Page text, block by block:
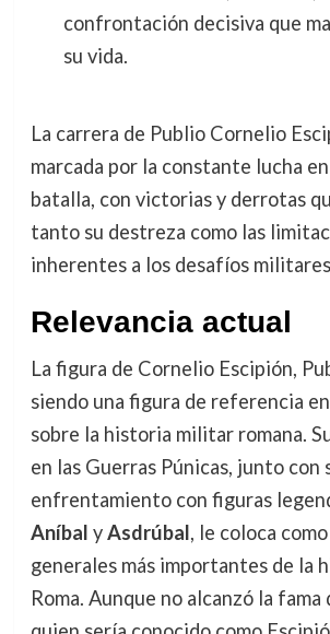
confrontación decisiva que
su vida.
La carrera de Publio Cornelio
marcada por la constante lucha
batalla, con victorias y derrotas
tanto su destreza como las
inherentes a los desafíos
Relevancia actual
La figura de Cornelio Escipión,
siendo una figura de referencia
sobre la historia militar romana.
en las Guerras Púnicas, junto con
enfrentamiento con figuras
Aníbal yAsdrúbal, le coloca
generales más importantes de la
Roma. Aunque no alcanzó la fama